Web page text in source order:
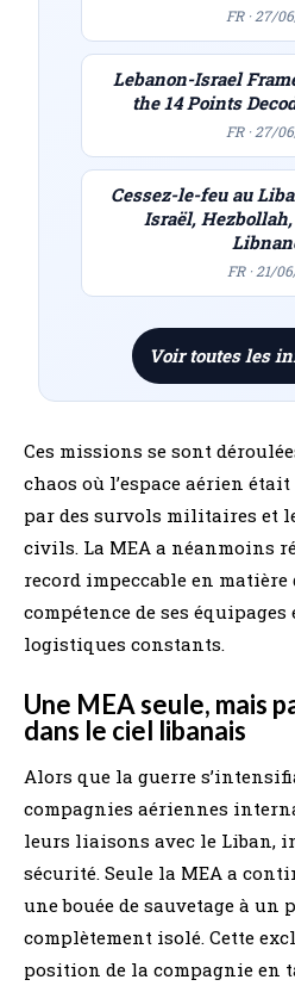
FR · 27/
Lebanon-Israel
the 14 Points
FR · 27/
Cessez-le-feu au
Israël,
FR · 21/
Voir toutes les
Ces missions se sont
chaos où l’espace aérien
par des survols militaires et
civils. La MEA a néanmoins
record impeccable en matière
compétence de ses équipages
logistiques constants.
Une MEA seule, mais
dans le ciel libanais
Alors que la guerre
compagnies aériennes
leurs liaisons avec le Liban,
sécurité. Seule la MEA a
une bouée de sauvetage à un
complètement isolé. Cette
position de la compagnie en